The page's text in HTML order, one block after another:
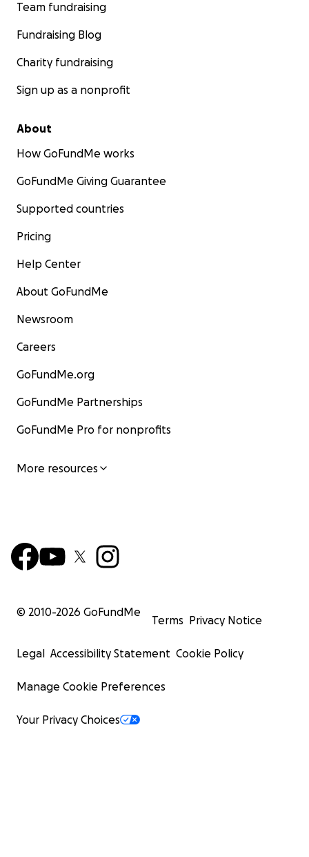
Team fundraising
Fundraising Blog
Charity fundraising
Sign up as a nonprofit
About
How GoFundMe works
GoFundMe Giving Guarantee
Supported countries
Pricing
Help Center
About GoFundMe
Newsroom
Careers
GoFundMe.org
GoFundMe Partnerships
GoFundMe Pro for nonprofits
More resources
© 2010-2026 GoFundMe
Terms Privacy Notice
Legal Accessibility Statement Cookie Policy
Manage Cookie Preferences
Your Privacy Choices